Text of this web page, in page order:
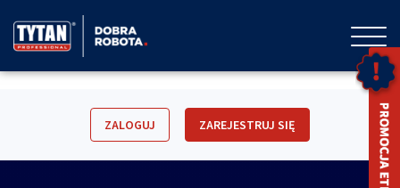
ZALOGUJ ZAREJESTRUJ SIĘ